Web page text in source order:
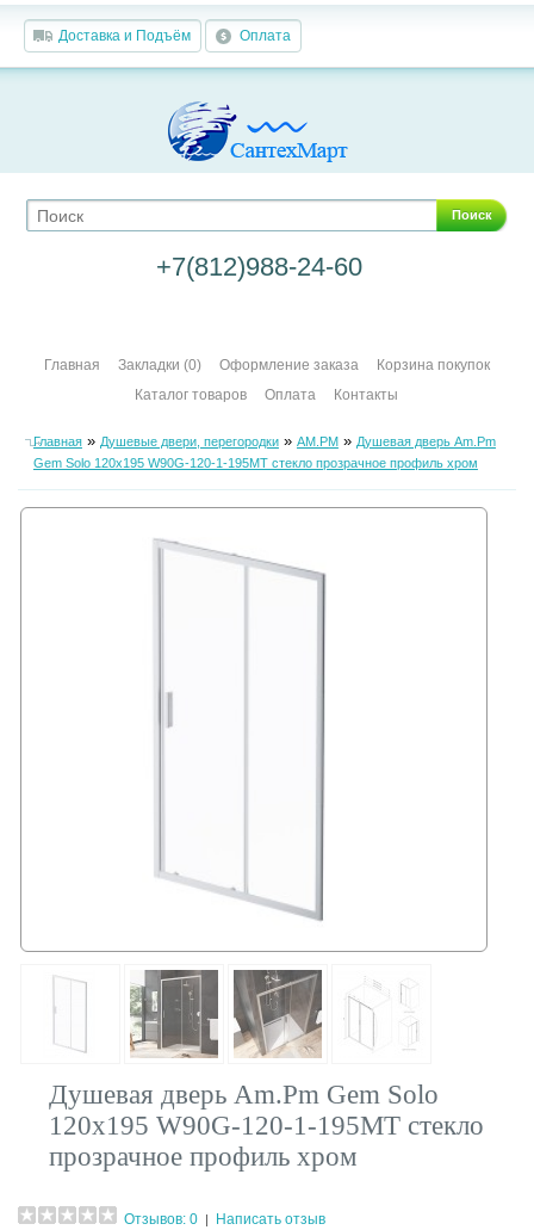
Доставка и Подъём Оплата
Поиск
+7(812)988-24-60
Главная Закладки (0) Оформление заказа
Корзина покупок
Каталог товаров
Оплата Контакты
Главная» Душевые двери, перегородки» AM.PM» Душевая дверь Am.Pm
Gem Solo 120х195 W90G-120-1-195MT стекло прозрачное профиль хром
Душевая дверь Am.Pm Gem Solo
120х195 W90G-120-1-195MT стекло
прозрачное профиль хром
Отзывов: 0
Написать отзыв